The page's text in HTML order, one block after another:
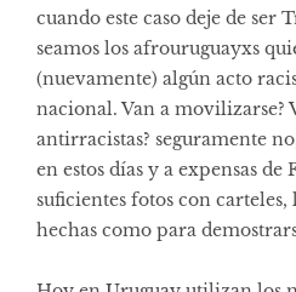
cuando este caso deje de ser
seamos los afrouruguayxs
(nuevamente) algún acto
nacional. Van a movilizarse?
antirracistas? seguramente
en estos días y a expensas
suficientes fotos con carteles,
hechas como para